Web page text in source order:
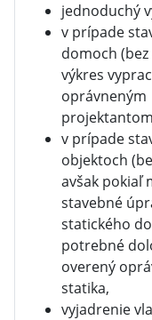
jednoduchý
v prípade
domoch
výkres
oprávneným
v prípade
objektoch
avšak pokiaľ
stavebné
statického
potrebné
overený
statika,
vyjadrenie